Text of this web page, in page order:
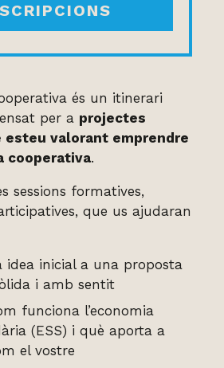
és un itinerari
per a projectes
esteu valorant emprendre
cooperativa.
sessions formatives,
que us ajudaran
idea inicial a una proposta
i amb sentit
funciona l’economia
(ESS) i què aporta a
el vostre